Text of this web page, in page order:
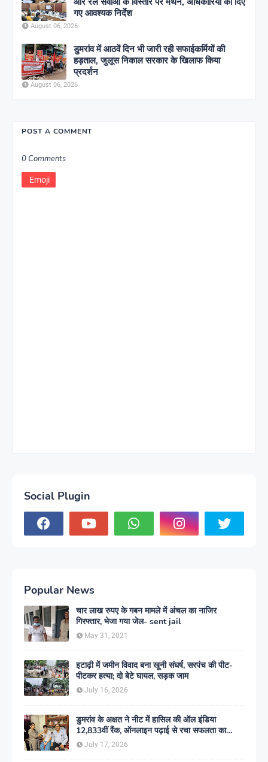
गए आवश्यक निर्देश
August 06, 2026
डुमरांव में आठवें दिन भी जारी रही सफाईकर्मियों की
हड़ताल, जुलूस निकाल सरकार के खिलाफ किया
प्रदर्शन
August 06, 2026
POST A COMMENT
0 Comments
Emoji
Social Plugin
Popular News
चार लाख रुपए के गबन मामले में अंचल का नाजिर
गिरफ्तार, भेजा गया जेल- sent jail
May 31, 2021
इटाढ़ी में जमीन विवाद बना खूनी संघर्ष, सरपंच की पीट-
पीटकर हत्या; दो बेटे घायल, सड़क जाम
July 16, 2026
डुमरांव के अक्षत ने नीट में हासिल की ऑल इंडिया
12,833वीं रैंक, ऑनलाइन पढ़ाई से रचा सफलता का
इतिहास
July 17, 2026